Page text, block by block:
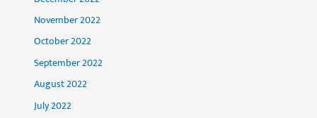
November 2022
October 2022
September 2022
August 2022
July 2022